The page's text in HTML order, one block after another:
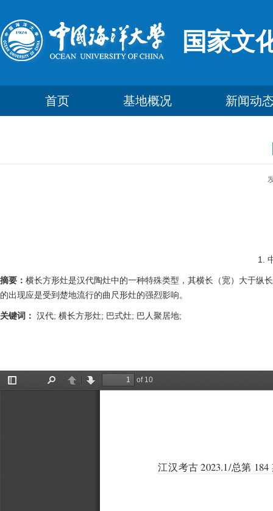
国家文
首页 基地概况 新闻动
1.
摘要： 横长方形灶是汉代陶灶中的一种特殊类型，其横长（宽）大于纵
的出现应是受到楚地流行的曲尺形灶的强烈影响。
关键词： 汉代; 横长方形灶; 巴式灶; 巴人聚居地;